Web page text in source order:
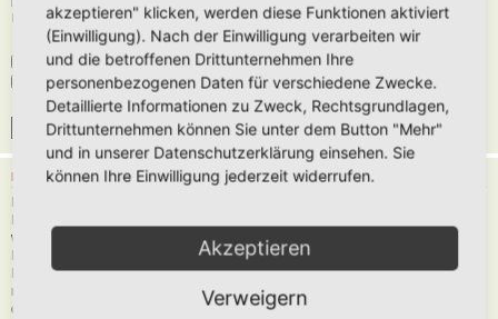
Ich habe mein Passwort vergessen
Angemeldet bleiben
Meinen Online-Status während dieser Sitzung verbergen
REGISTRIEREN
weitere Funktionen zuzugreifen. Die Board-Administration kann registrierten
Benutzern auch zusätzliche Berechtigungen zuweisen. Beachte bitte unsere
Nutzungsbedingungen und die verwandten Regelungen, bevor du dich
registrierst. Bitte beachte auch die jeweiligen Forenregeln, wenn du dich in
diesem Board bewegst.
akzeptieren" klicken, werden diese Funktionen aktiviert
(Einwilligung). Nach der Einwilligung verarbeiten wir
und die betroffenen Drittunternehmen Ihre
personenbezogenen Daten für verschiedene Zwecke.
Detaillierte Informationen zu Zweck, Rechtsgrundlagen,
Drittunternehmen können Sie unter dem Button "Mehr"
und in unserer Datenschutzerklärung einsehen. Sie
können Ihre Einwilligung jederzeit widerrufen.
Akzeptieren
Verweigern